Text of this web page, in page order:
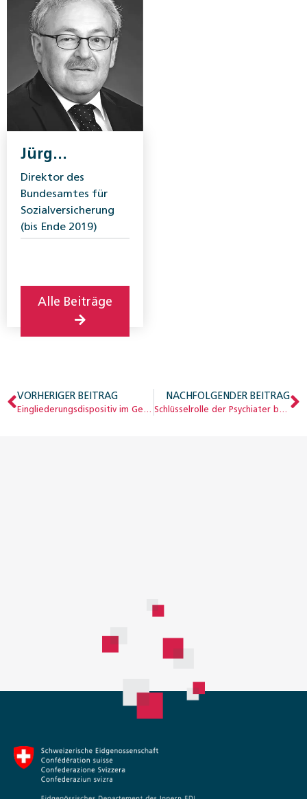
Jürg
Brechbühl
Direktor des
Bundesamtes für
Sozialversicherung
(bis Ende 2019)
Alle Beiträge
VORHERIGER BEITRAG
Eingliederungsdispositiv im Genfer Baugewerbe
NACHFOLGENDER BEITRAG
Schlüsselrolle der Psychiater bei der beruflichen Eingliederung